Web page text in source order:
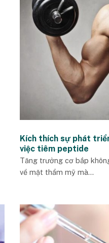
Kích thích sự phát
việc tiêm peptide
Tăng trưởng cơ bắp
về mặt thẩm mỹ mà...